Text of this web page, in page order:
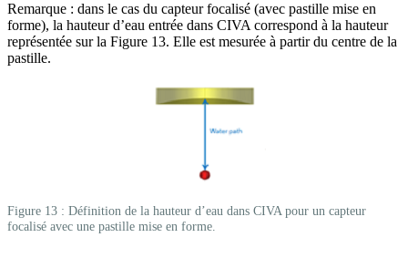
Remarque : dans le cas du capteur focalisé (avec pastille mise en
forme), la hauteur d’eau entrée dans CIVA correspond à la hauteur
représentée sur la Figure 13. Elle est mesurée à partir du centre de la
pastille.
Figure 13 : Définition de la hauteur d’eau dans CIVA pour un capteur
focalisé avec une pastille mise en forme.